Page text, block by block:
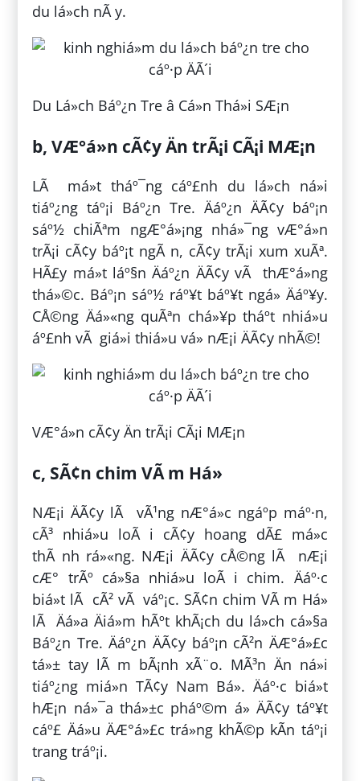
du lá»ch nÃ y.
Du Lá»ch Báº¿n Tre â Cá»n Thá»i SÆ¡n
b, VÆ°á»n cÃ¢y Än trÃ¡i CÃ¡i MÆ¡n
LÃ má»t tháº¯ng cáº£nh du lá»ch ná»i
tiáº¿ng táº¡i Báº¿n Tre. Äáº¿n ÄÃ¢y báº¡n
sáº½ chiÃªm ngÆ°á»¡ng nhá»¯ng vÆ°á»n
trÃ¡i cÃ¢y báº¡t ngÃ n, cÃ¢y trÃ¡i xum xuÃª.
HÃ£y má»t láº§n Äáº¿n ÄÃ¢y vÃ thÆ°á»ng
thá»©c. Báº¡n sáº½ ráº¥t báº¥t ngá» Äáº¥y.
CÅ©ng Äá»«ng quÃªn chá»¥p tháº­t nhiá»u
áº£nh vÃ giá»i thiá»u vá» nÆ¡i ÄÃ¢y nhÃ©!
VÆ°á»n cÃ¢y Än trÃ¡i CÃ¡i MÆ¡n
c, SÃ¢n chim VÃ m Há»
NÆ¡i ÄÃ¢y lÃ vÃ¹ng nÆ°á»c ngáº­p máº·n,
cÃ³ nhiá»u loÃ i cÃ¢y hoang dÃ£ má»c
thÃ nh rá»«ng. NÆ¡i ÄÃ¢y cÅ©ng lÃ nÆ¡i
cÆ° trÃº cá»§a nhiá»u loÃ i chim. Äáº·c
biá»t lÃ cÃ² vÃ váº¡c. SÃ¢n chim VÃ m Há»
lÃ Äá»a Äiá»m hÃºt khÃ¡ch du lá»ch cá»§a
Báº¿n Tre. Äáº¿n ÄÃ¢y báº¡n cÃ²n ÄÆ°á»£c
tá»± tay lÃ m bÃ¡nh xÃ¨o. MÃ³n Än ná»i
tiáº¿ng miá»n TÃ¢y Nam Bá». Äáº·c biá»t
hÆ¡n ná»¯a thá»±c pháº©m á» ÄÃ¢y táº¥t
cáº£ Äá»u ÄÆ°á»£c trá»ng khÃ©p kÃ­n táº¡i
trang tráº¡i.